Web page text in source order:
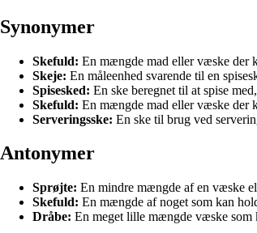
Synonymer
Skefuld: En mængde mad eller væske der
Skeje: En måleenhed svarende til en
Spisesked: En ske beregnet til at spise
Skefuld: En mængde mad eller væske der
Serveringsske: En ske til brug ved
Antonymer
Sprøjte: En mindre mængde af en væske
Skefuld: En mængde af noget som kan
Dråbe: En meget lille mængde væske som